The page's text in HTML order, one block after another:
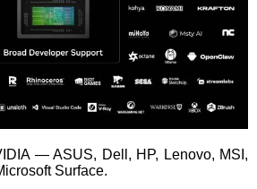
— ASUS, Dell, HP, Lenovo, MSI,
Surface.